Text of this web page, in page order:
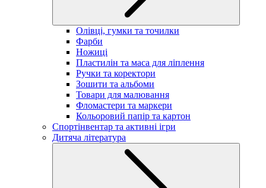
Олівці, гумки та точилки
Фарби
Ножиці
Пластилін та маса для ліплення
Ручки та коректори
Зошити та альбоми
Товари для малювання
Фломастери та маркери
Кольоровий папір та картон
Спортінвентар та активні ігри
Дитяча література